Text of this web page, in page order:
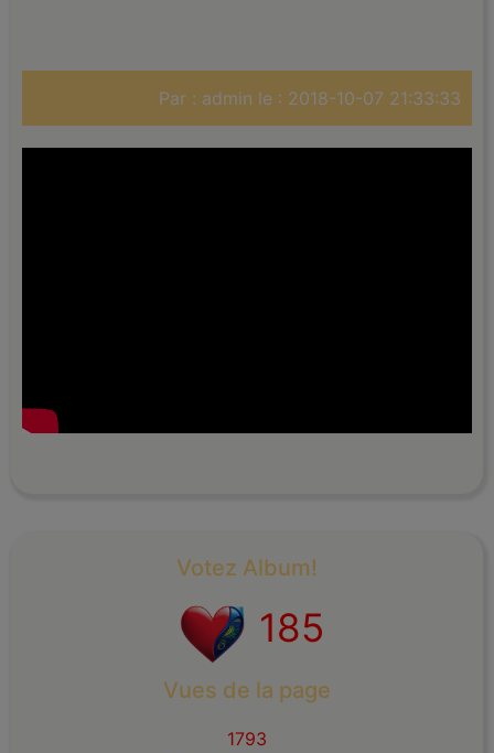
Par : admin le : 2018-10-07 21:33:33
Votez Album!
185
Vues de la page
1793